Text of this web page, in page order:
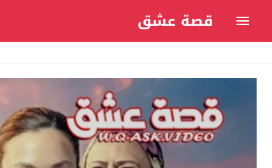
قصة عشق